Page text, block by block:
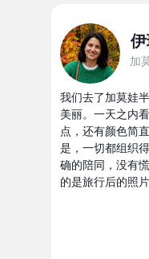
加
我们去了加莫娃
美丽。一天之内
点，还有颜色简
是，一切都组织
确的陪同，没有
的是旅行后的照